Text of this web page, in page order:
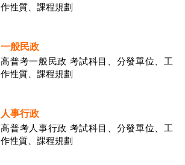
作性質、課程規劃
一般民政
高普考一般民政 考試科目、分發單位、工
作性質、課程規劃
人事行政
高普考人事行政 考試科目、分發單位、工
作性質、課程規劃